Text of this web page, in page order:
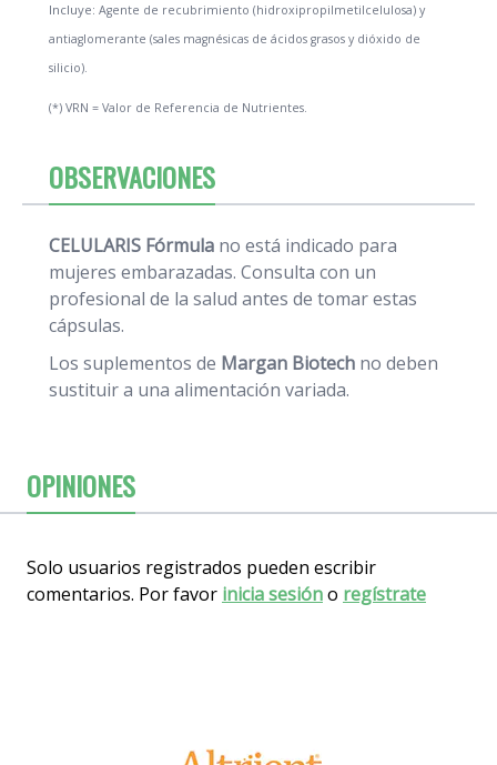
Incluye: Agente de recubrimiento (hidroxipropilmetilcelulosa) y
antiaglomerante (sales magnésicas de ácidos grasos y dióxido de
silicio).
(*) VRN = Valor de Referencia de Nutrientes.
OBSERVACIONES
CELULARIS Fórmula no está indicado para
mujeres embarazadas. Consulta con un
profesional de la salud antes de tomar estas
cápsulas.
Los suplementos de Margan Biotech no deben
sustituir a una alimentación variada.
OPINIONES
Solo usuarios registrados pueden escribir
comentarios. Por favor inicia sesióno regístrate